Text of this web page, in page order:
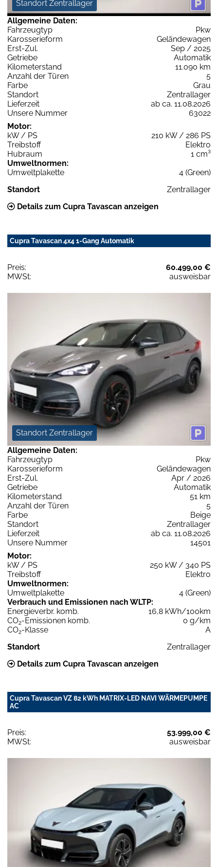
Standort Zentrallager
Allgemeine Daten:
Fahrzeugtyp
Pkw
Karosserieform
Geländewagen
Erst-Zul.
Sep / 2025
Getriebe
Automatik
Kilometerstand
11.090 km
Anzahl der Türen
5
Farbe
Grau
Standort
Zentrallager
Lieferzeit
ab ca. 11.08.2026
Unsere Nummer
63022
Motor:
kW / PS
210 kW / 286 PS
Treibstoff
Elektro
Hubraum
1 cm³
Umweltnormen:
Umweltplakette
4 (Green)
Standort
Zentrallager
Details zum Cupra Tavascan anzeigen
Cupra Tavascan 4x4 1-Gang Automatik
Preis:
60.499,00 €
MWSt:
ausweisbar
Standort Zentrallager
Allgemeine Daten:
Fahrzeugtyp
Pkw
Karosserieform
Geländewagen
Erst-Zul.
Apr / 2026
Getriebe
Automatik
Kilometerstand
51 km
Anzahl der Türen
5
Farbe
Beige
Standort
Zentrallager
Lieferzeit
ab ca. 11.08.2026
Unsere Nummer
14501
Motor:
kW / PS
250 kW / 340 PS
Treibstoff
Elektro
Umweltnormen:
Umweltplakette
4 (Green)
Verbrauch und Emissionen nach WLTP:
Energieverbr. komb.
16,8 kWh/100km
CO2-Emissionen komb.
0 g/km
CO2-Klasse
A
Standort
Zentrallager
Details zum Cupra Tavascan anzeigen
Cupra Tavascan VZ 82 kWh MATRIX-LED NAVI WÄRMEPUMPE
AC
Preis:
53.999,00 €
MWSt:
ausweisbar